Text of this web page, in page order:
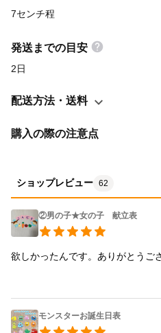
7センチ程
発送までの目安
2日
配送方法・送料
購入の際の注意点
ショップレビュー 62
②男の子★女の子 献立表
欲しかったんです。ありがとうご
モンスターお誕生日表